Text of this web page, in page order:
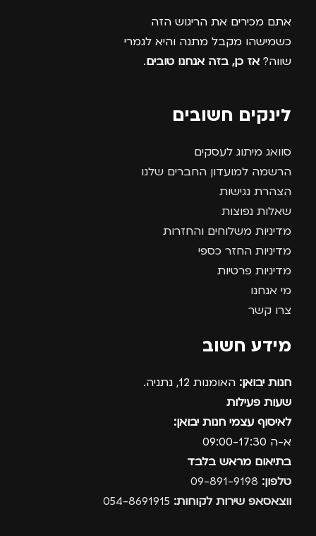
אתם מכירים את הריגוש הזה
כשמישהו מקבל מתנה והיא לגמרי
שווה? אז כן, בזה אנחנו טובים.
לינקים חשובים
סוואג מיתוג לעסקים
הרשמה למועדון החברים שלנו
הצהרת נגישות
שאלות נפוצות
מדיניות משלוחים והחזרות
מדיניות החזר כספי
מדיניות פרטיות
מי אנחנו
צרו קשר
מידע חשוב
חנות יבואן: האומנות 12, נתניה.
שעות פעילות
לאיסוף עצמי חנות יבואן:
א-ה 09:00-17:30
בתיאום מראש בלבד
טלפון:
ווצאסאפ שירות לקוחות: